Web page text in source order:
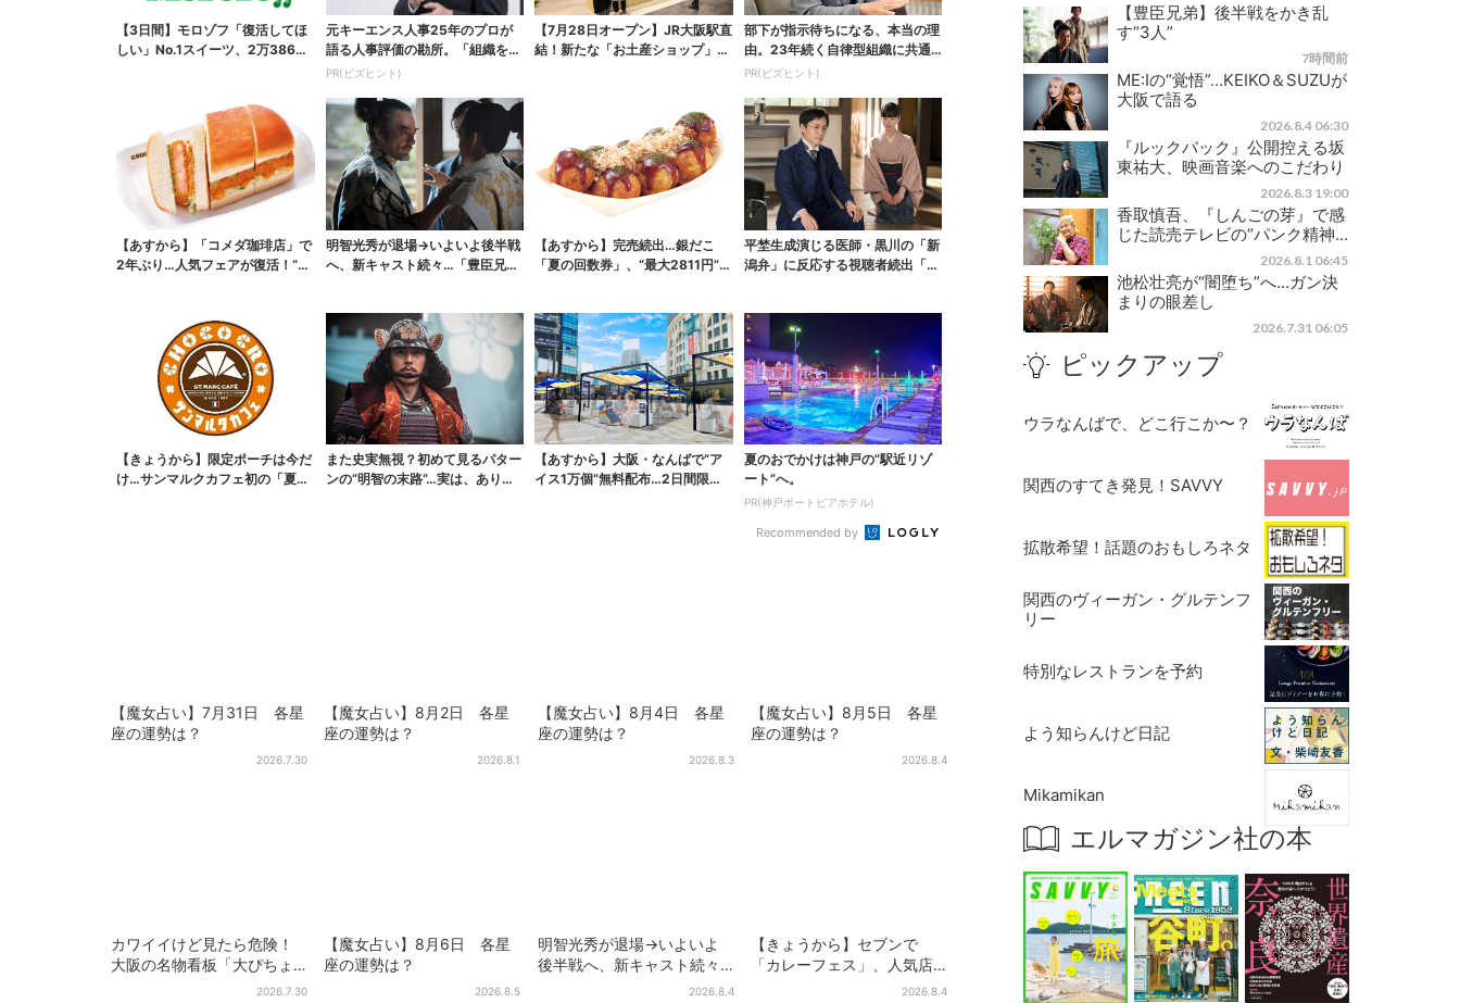
【3日間】モロゾフ「復活してほ
しい」No.1スイーツ、2万3865
元キーエンス人事25年のプロが
語る人事評価の勘所。「組織を腐
らせるNG評価」とは...
PR(ビズヒント)
【7月28日オープン】JR大阪駅直
結！新たな「お土産ショップ」、
部下が指示待ちになる、本当の理
由。23年続く自律型組織に共通
する「3つの要素」
PR(ビズヒント)
【あすから】「コメダ珈琲店」で
2年ぶり…人気フェアが復活！“ハ
明智光秀が退場→いよいよ後半戦
へ、新キャスト続々…「豊臣兄
【あすから】完売続出…銀だこ
「夏の回数券」、“最大2811円”お
平埜生成演じる医師・黒川の「新
潟弁」に反応する視聴者続出「グ
【きょうから】限定ポーチは今だ
け…サンマルクカフェ初の「夏福
また史実無視？初めて見るパター
ンの“明智の末路”…実は、ありえ
【あすから】大阪・なんばで“ア
イス1万個”無料配布…2日間限定
夏のおでかけは神戸の”駅近リゾ
ート”へ。
PR(神戸ポートピアホテル)
Recommended by
【魔女占い】7月31日 各星
座の運勢は？
2026.7.30
【魔女占い】8月2日 各星
座の運勢は？
2026.8.1
【魔女占い】8月4日 各星
座の運勢は？
2026.8.3
【魔女占い】8月5日 各星
座の運勢は？
2026.8.4
カワイイけど見たら危険！
大阪の名物看板「大ぴちょ
んくん」に異変、青→真っ
2026.7.30
【魔女占い】8月6日 各星
座の運勢は？
2026.8.5
明智光秀が退場→いよいよ
後半戦へ、新キャスト続々…
「豊臣兄弟！」振り返り＆
2026.8.4
【きょうから】セブンで
「カレーフェス」、人気店
監修メニューなど全15品！
2026.8.4
【豊臣兄弟】後半戦をかき乱
す“3人”
7時間前
ME:Iの“覚悟”…KEIKO＆SUZUが
大阪で語る
2026.8.4 06:30
『ルックバック』公開控える坂
東祐大、映画音楽へのこだわり
2026.8.3 19:00
香取慎吾、『しんごの芽』で感
じた読売テレビの“パンク精神…
2026.8.1 06:45
池松壮亮が“闇堕ち”へ…ガン決
まりの眼差し
2026.7.31 06:05
ピックアップ
ウラなんばで、どこ行こか〜？
関西のすてき発見！SAVVY
拡散希望！話題のおもしろネタ
関西のヴィーガン・グルテンフ
リー
特別なレストランを予約
よう知らんけど日記
Mikamikan
エルマガジン社の本